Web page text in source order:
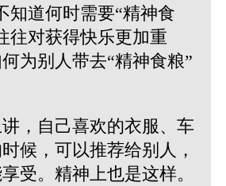
知道何时需要“精神食
往对获得快乐更加重
为别人带去“精神食粮”
，自己喜欢的衣服、车
候，可以推荐给别人，
受。精神上也是这样。